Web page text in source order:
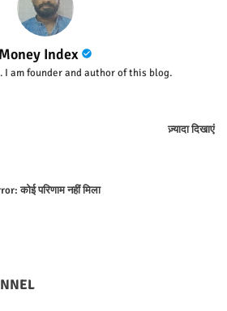
Money Index
I am founder and author of this blog.
ज़्यादा दिखाएं
कोई परिणाम नहीं मिला